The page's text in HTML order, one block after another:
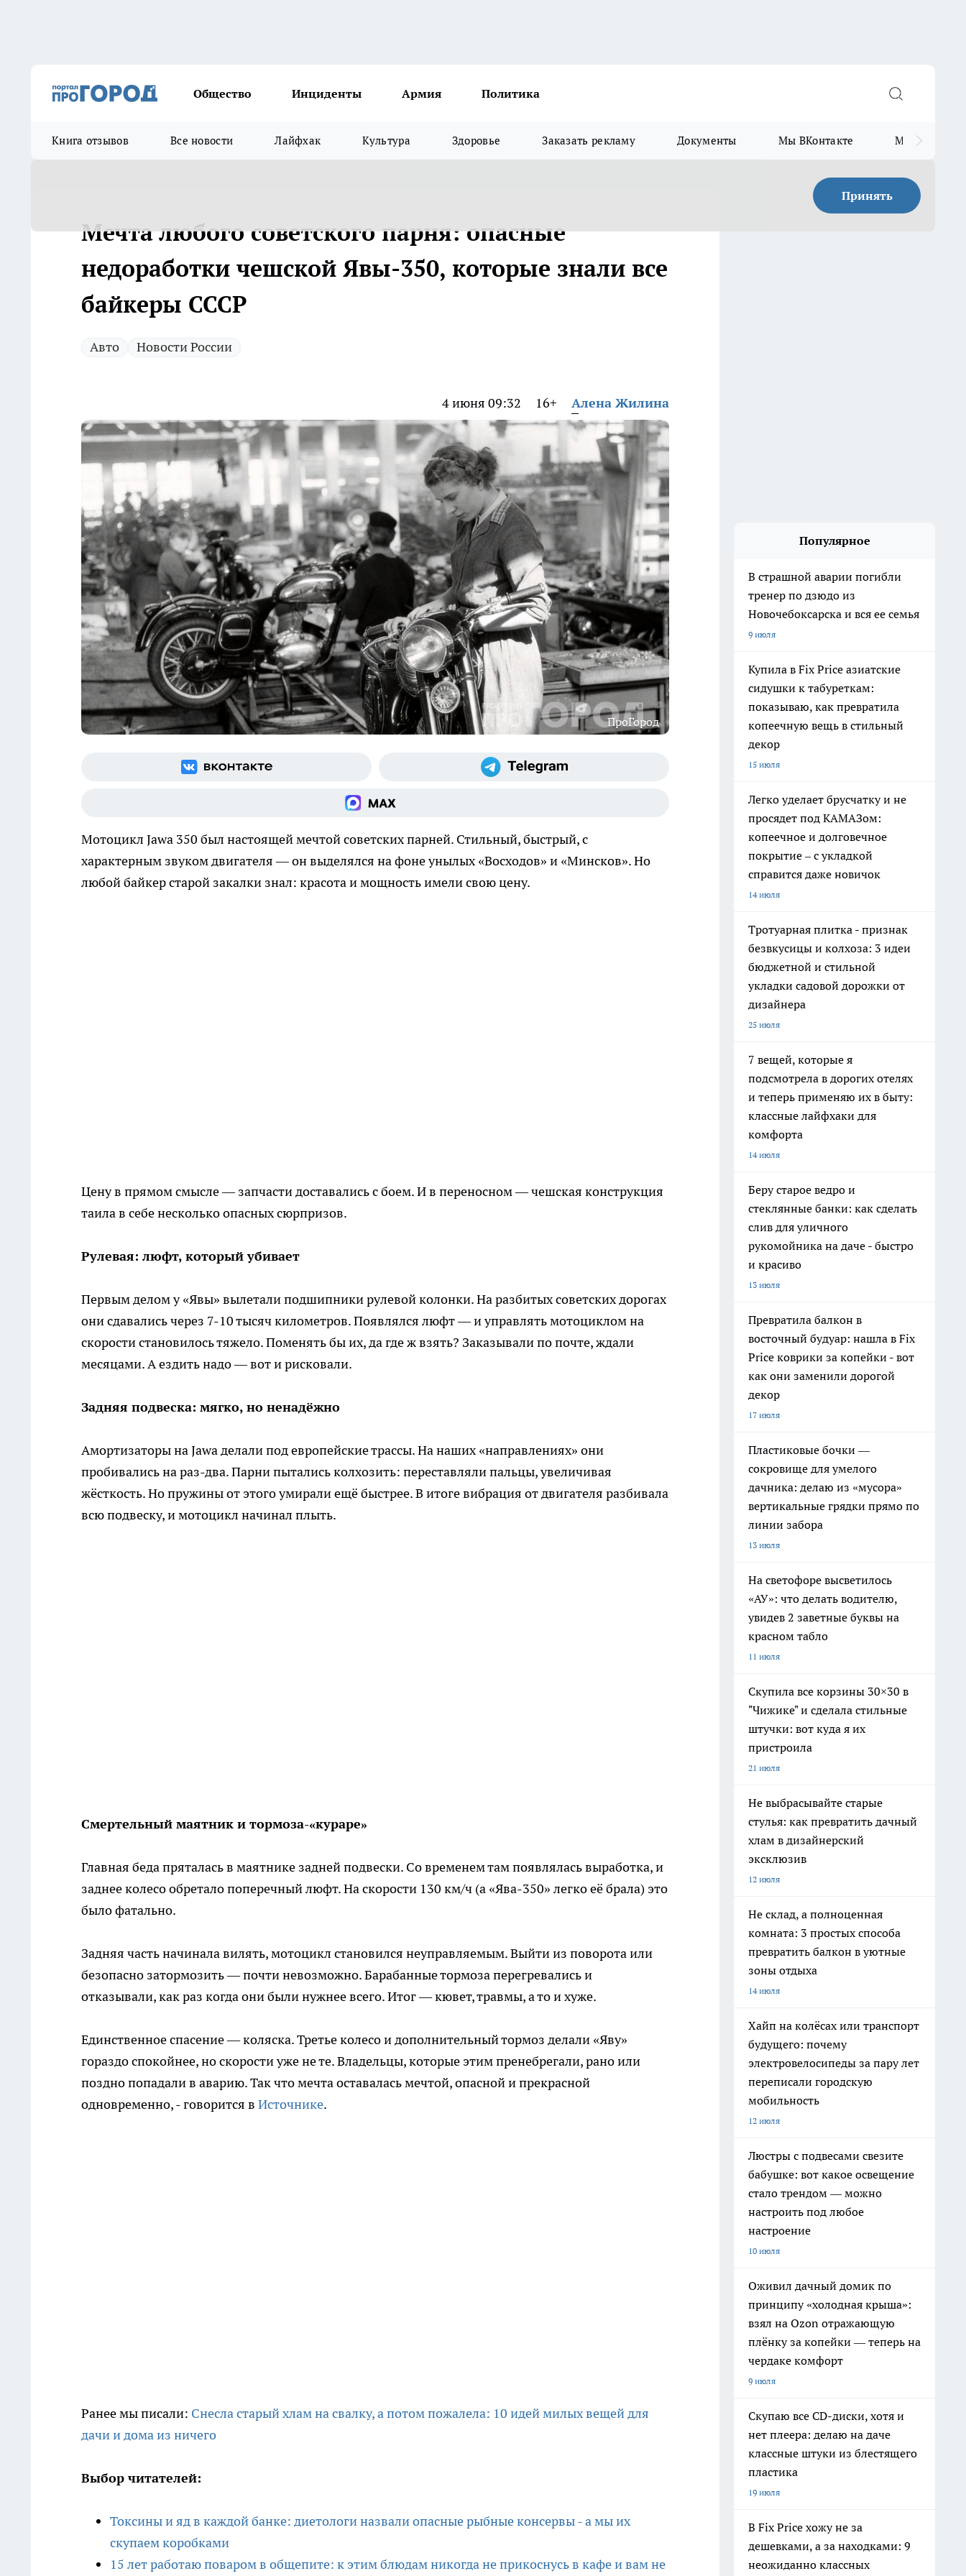
Общество Инциденты Армия Политика
Книга отзывов Все новости Лайфхак Культура Здоровье Заказать рекламу Документы Мы ВКонтакте Мы в
Принять
Мечта любого советского парня: опасные
недоработки чешской Явы-350, которые знали все
байкеры СССР
Авто Новости России
4 июня 09:32 16+ Алена Жилина
ПроГород
Мотоцикл Jawa 350 был настоящей мечтой советских парней. Стильный, быстрый, с
характерным звуком двигателя — он выделялся на фоне унылых «Восходов» и «Минсков». Но
любой байкер старой закалки знал: красота и мощность имели свою цену.
Цену в прямом смысле — запчасти доставались с боем. И в переносном — чешская конструкция
таила в себе несколько опасных сюрпризов.
Рулевая: люфт, который убивает
Первым делом у «Явы» вылетали подшипники рулевой колонки. На разбитых советских дорогах
они сдавались через 7-10 тысяч километров. Появлялся люфт — и управлять мотоциклом на
скорости становилось тяжело. Поменять бы их, да где ж взять? Заказывали по почте, ждали
месяцами. А ездить надо — вот и рисковали.
Задняя подвеска: мягко, но ненадёжно
Амортизаторы на Jawa делали под европейские трассы. На наших «направлениях» они
пробивались на раз-два. Парни пытались колхозить: переставляли пальцы, увеличивая
жёсткость. Но пружины от этого умирали ещё быстрее. В итоге вибрация от двигателя разбивала
всю подвеску, и мотоцикл начинал плыть.
Смертельный маятник и тормоза-«кураре»
Главная беда пряталась в маятнике задней подвески. Со временем там появлялась выработка, и
заднее колесо обретало поперечный люфт. На скорости 130 км/ч (а «Ява-350» легко её брала) это
было фатально.
Задняя часть начинала вилять, мотоцикл становился неуправляемым. Выйти из поворота или
безопасно затормозить — почти невозможно. Барабанные тормоза перегревались и
отказывали, как раз когда они были нужнее всего. Итог — кювет, травмы, а то и хуже.
Единственное спасение — коляска. Третье колесо и дополнительный тормоз делали «Яву»
гораздо спокойнее, но скорости уже не те. Владельцы, которые этим пренебрегали, рано или
поздно попадали в аварию. Так что мечта оставалась мечтой, опасной и прекрасной
одновременно, - говорится в Источнике.
Ранее мы писали: Снесла старый хлам на свалку, а потом пожалела: 10 идей милых вещей для
дачи и дома из ничего
Выбор читателей:
Токсины и яд в каждой банке: диетологи назвали опасные рыбные консервы - а мы их
скупаем коробками
15 лет работаю поваром в общепите: к этим блюдам никогда не прикоснусь в кафе и вам не
Популярное
В страшной аварии погибли
тренер по дзюдо из
Новочебоксарска и вся ее семья
9 июля
Купила в Fix Price азиатские
сидушки к табуреткам:
показываю, как превратила
копеечную вещь в стильный
декор
15 июля
Легко уделает брусчатку и не
просядет под КАМАЗом:
копеечное и долговечное
покрытие – с укладкой
справится даже новичок
14 июля
Тротуарная плитка - признак
безвкусицы и колхоза: 3 идеи
бюджетной и стильной
укладки садовой дорожки от
дизайнера
25 июля
7 вещей, которые я
подсмотрела в дорогих отелях
и теперь применяю их в быту:
классные лайфхаки для
комфорта
14 июля
Беру старое ведро и
стеклянные банки: как сделать
слив для уличного
рукомойника на даче - быстро
и красиво
13 июля
Превратила балкон в
восточный будуар: нашла в Fix
Price коврики за копейки - вот
как они заменили дорогой
декор
17 июля
Пластиковые бочки —
сокровище для умелого
дачника: делаю из «мусора»
вертикальные грядки прямо по
линии забора
13 июля
На светофоре высветилось
«АУ»: что делать водителю,
увидев 2 заветные буквы на
красном табло
11 июля
Скупила все корзины 30×30 в
"Чижике" и сделала стильные
штучки: вот куда я их
пристроила
21 июля
Не выбрасывайте старые
стулья: как превратить дачный
хлам в дизайнерский
эксклюзив
12 июля
Не склад, а полноценная
комната: 3 простых способа
превратить балкон в уютные
зоны отдыха
14 июля
Хайп на колёсах или транспорт
будущего: почему
электровелосипеды за пару лет
переписали городскую
мобильность
12 июля
Люстры с подвесами свезите
бабушке: вот какое освещение
стало трендом — можно
настроить под любое
настроение
10 июля
Оживил дачный домик по
принципу «холодная крыша»:
взял на Ozon отражающую
плёнку за копейки — теперь на
чердаке комфорт
9 июля
Скупаю все CD-диски, хотя и
нет плеера: делаю на даче
классные штуки из блестящего
пластика
19 июля
В Fix Price хожу не за
дешевками, а за находками: 9
неожиданно классных